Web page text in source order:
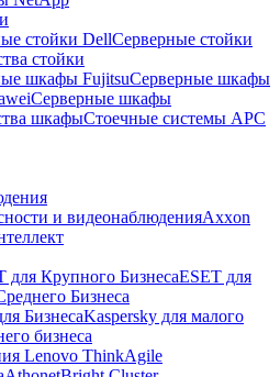
стойки DellСерверные стойки
стойки
шкафы FujitsuСерверные шкафы
Серверные шкафы
шкафыСтоечные системы APC
и видеонаблюденияAxxon
для Крупного БизнесаESET для
Бизнеса
БизнесаKaspersky для малого
бизнеса
Lenovo ThinkAgile